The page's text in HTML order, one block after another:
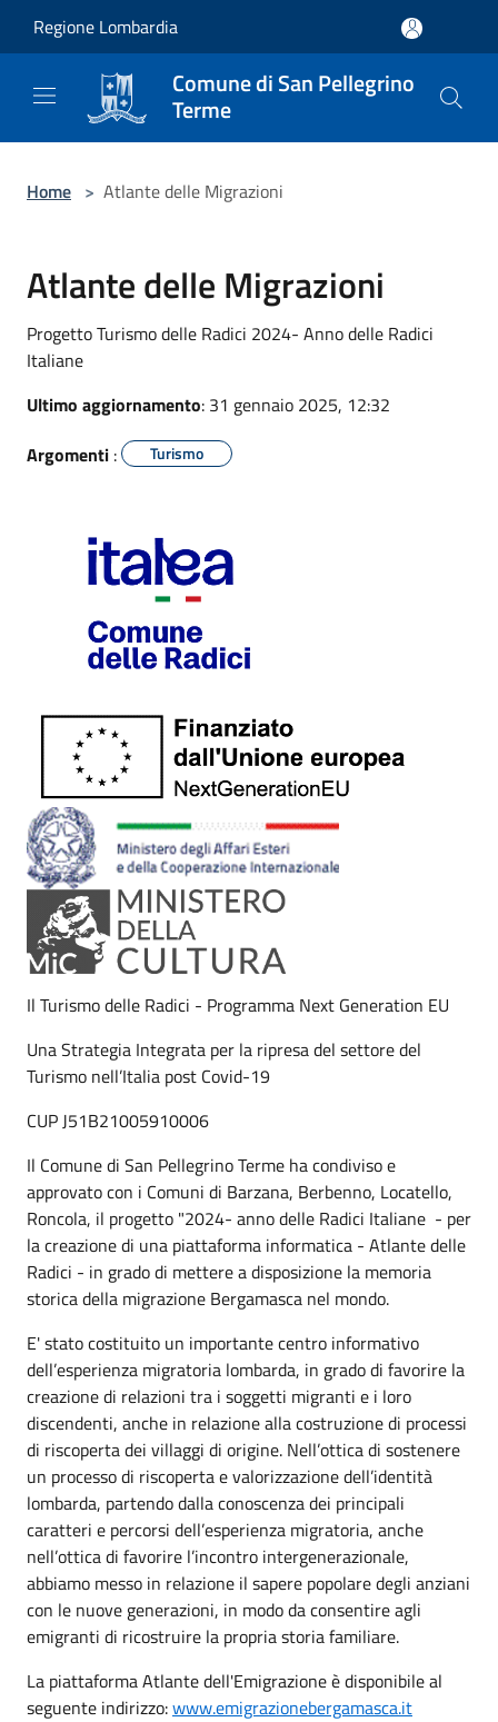
Regione Lombardia
Comune di San Pellegrino
Terme
Home > Atlante delle Migrazioni
Atlante delle Migrazioni
Progetto Turismo delle Radici 2024- Anno delle Radici
Italiane
Ultimo aggiornamento: 31 gennaio 2025, 12:32
Argomenti : Turismo
Il Turismo delle Radici - Programma Next Generation EU
Una Strategia Integrata per la ripresa del settore del
Turismo nell’Italia post Covid-19
CUP J51B21005910006
Il Comune di San Pellegrino Terme ha condiviso e
approvato con i Comuni di Barzana, Berbenno, Locatello,
Roncola, il progetto "2024- anno delle Radici Italiane - per
la creazione di una piattaforma informatica - Atlante delle
Radici - in grado di mettere a disposizione la memoria
storica della migrazione Bergamasca nel mondo.
E' stato costituito un importante centro informativo
dell’esperienza migratoria lombarda, in grado di favorire la
creazione di relazioni tra i soggetti migranti e i loro
discendenti, anche in relazione alla costruzione di processi
di riscoperta dei villaggi di origine. Nell’ottica di sostenere
un processo di riscoperta e valorizzazione dell’identità
lombarda, partendo dalla conoscenza dei principali
caratteri e percorsi dell’esperienza migratoria, anche
nell’ottica di favorire l’incontro intergenerazionale,
abbiamo messo in relazione il sapere popolare degli anziani
con le nuove generazioni, in modo da consentire agli
emigranti di ricostruire la propria storia familiare.
La piattaforma Atlante dell'Emigrazione è disponibile al
seguente indirizzo:www.emigrazionebergamasca.it